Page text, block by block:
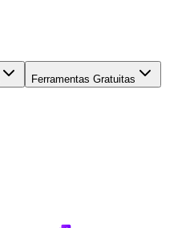
Ferramentas Gratuitas